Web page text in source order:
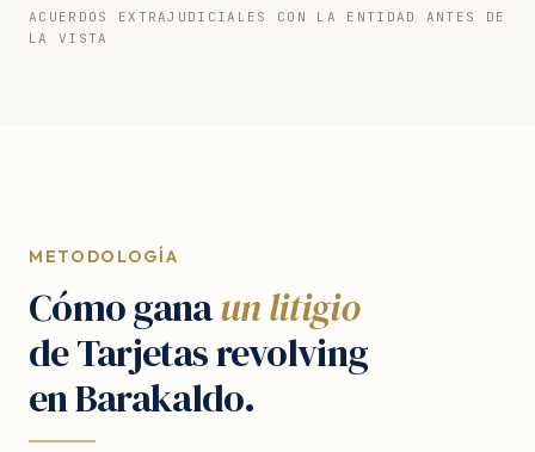
ACUERDOS EXTRAJUDICIALES CON LA ENTIDAD ANTES DE
LA VISTA
METODOLOGÍA
Cómo ganaun litigio
de Tarjetas revolving
en Barakaldo.